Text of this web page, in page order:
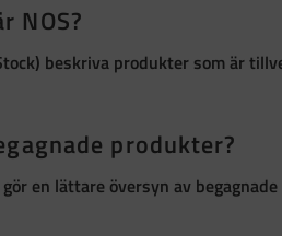
NOS?
beskriva produkter som är
produkter?
gör en lättare översyn av